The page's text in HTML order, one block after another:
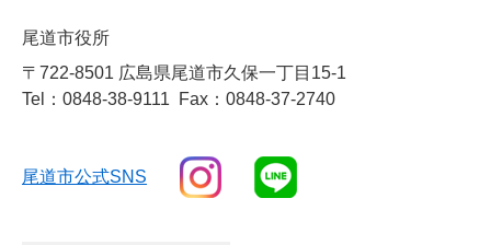
尾道市役所
〒722-8501 広島県尾道市久保一丁目15-1
Tel：0848-38-9111
Fax：0848-37-2740
尾道市公式SNS